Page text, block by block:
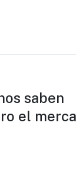
saben
el